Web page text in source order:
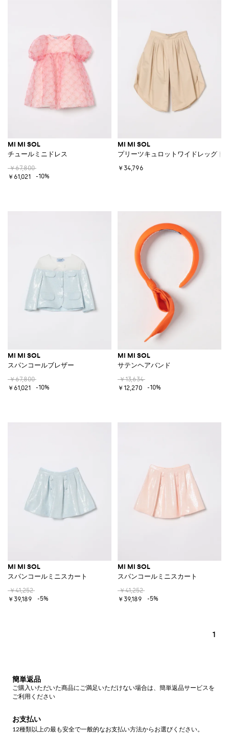
MI MI SOL
チュールミニドレス
￥67,800
￥61,021
-10%
MI MI SOL
プリーツキュロットワイドレッグト
￥34,796
MI MI SOL
スパンコールブレザー
￥67,800
￥61,021
-10%
MI MI SOL
サテンヘアバンド
￥13,634
￥12,270
-10%
MI MI SOL
スパンコールミニスカート
￥41,252
￥39,189
-5%
MI MI SOL
スパンコールミニスカート
￥41,252
￥39,189
-5%
1
簡単返品
ご購入いただいた商品にご満足いただけない場合は、簡単返品サービスを
ご利用ください
お支払い
12種類以上の最も安全で一般的なお支払い方法からお選びください。